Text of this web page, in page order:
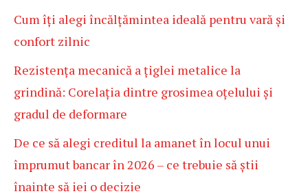
Cum îți alegi încălțămintea ideală pentru vară și
confort zilnic
Rezistența mecanică a țiglei metalice la
grindină: Corelația dintre grosimea oțelului și
gradul de deformare
De ce să alegi creditul la amanet în locul unui
împrumut bancar în 2026 – ce trebuie să știi
înainte să iei o decizie